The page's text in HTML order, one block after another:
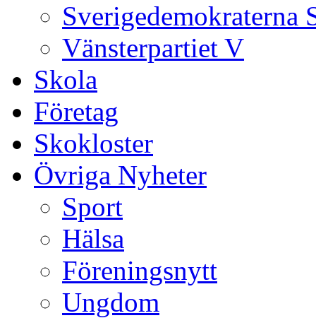
Sverigedemokraterna
Vänsterpartiet V
Skola
Företag
Skokloster
Övriga Nyheter
Sport
Hälsa
Föreningsnytt
Ungdom